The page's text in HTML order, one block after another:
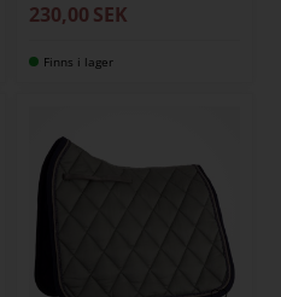
230,00 SEK
Finns i lager